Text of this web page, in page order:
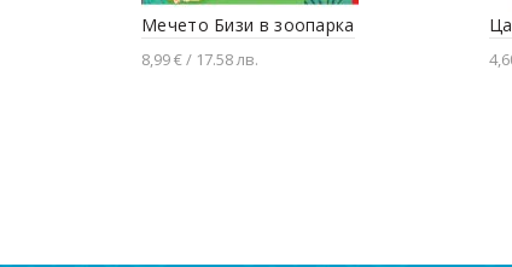
Мечето Бизи в зоопарка
8,99 € / 17.58 лв.